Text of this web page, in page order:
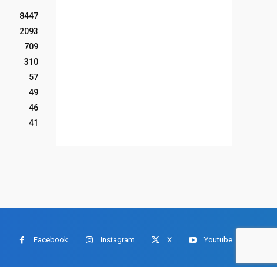
8447
2093
709
310
57
49
46
41
Facebook Instagram X Youtube